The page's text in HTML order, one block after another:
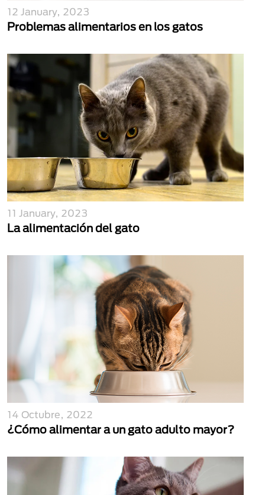
12 January, 2023
Problemas alimentarios en los gatos
11 January, 2023
La alimentación del gato
14 Octubre, 2022
¿Cómo alimentar a un gato adulto mayor?